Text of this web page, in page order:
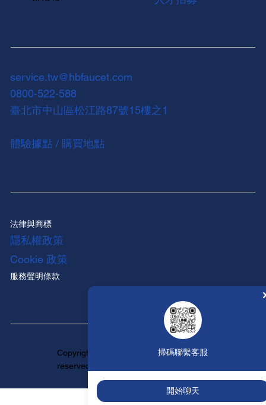
service.tw@hbfaucet.com
0800-522-588
臺北市中山區松江路87號15樓之1
體驗據點 / 購買地點
Copyright ©HUNTINGTON All rights
reserved.
法律與商標
隱私權政策
Cookie 政策
服務聲明條款
掃碼聯繫客服
開始聊天